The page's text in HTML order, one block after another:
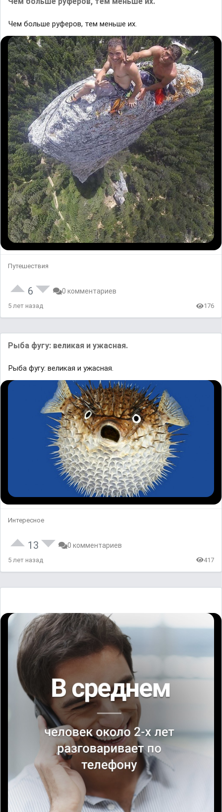
Чем больше руферов, тем меньше их.
Путешествия
6 0 комментариев
5 лет назад 176
Рыба фугу: великая и ужасная.
Рыба фугу: великая и ужасная.
Интересное
13 0 комментариев
5 лет назад 417